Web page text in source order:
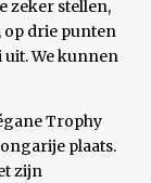
zeker stellen,
op drie punten
uit. We kunnen
Trophy
plaats.
zijn